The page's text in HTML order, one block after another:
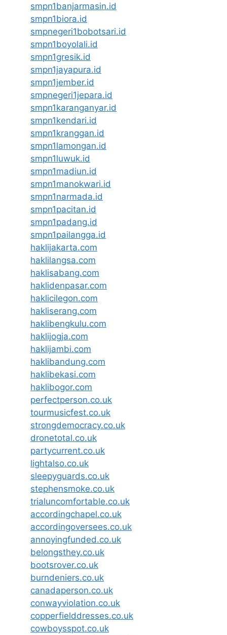
smpn1banjarmasin.id
smpn1biora.id
smpnegeri1bobotsari.id
smpn1boyolali.id
smpn1gresik.id
smpn1jayapura.id
smpn1jember.id
smpnegeri1jepara.id
smpn1karanganyar.id
smpn1kendari.id
smpn1kranggan.id
smpn1lamongan.id
smpn1luwuk.id
smpn1madiun.id
smpn1manokwari.id
smpn1narmada.id
smpn1pacitan.id
smpn1padang.id
smpn1pailangga.id
haklijakarta.com
haklilangsa.com
haklisabang.com
haklidenpasar.com
haklicilegon.com
hakliserang.com
haklibengkulu.com
haklijogja.com
haklijambi.com
haklibandung.com
haklibekasi.com
haklibogor.com
perfectperson.co.uk
tourmusicfest.co.uk
strongdemocracy.co.uk
dronetotal.co.uk
partycurrent.co.uk
lightalso.co.uk
sleepyguards.co.uk
stephensmoke.co.uk
trialuncomfortable.co.uk
accordingchapel.co.uk
accordingoversees.co.uk
annoyingfunded.co.uk
belongsthey.co.uk
bootsrover.co.uk
burndeniers.co.uk
canadaperson.co.uk
conwayviolation.co.uk
copperfielddresses.co.uk
cowboysspot.co.uk